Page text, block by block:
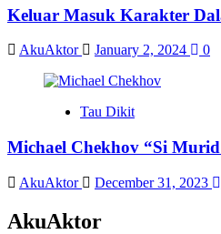
Keluar Masuk Karakter
AkuAktor January 2, 2024 0
Tau Dikit
Michael Chekhov “Si
AkuAktor December 31, 2023
AkuAktor